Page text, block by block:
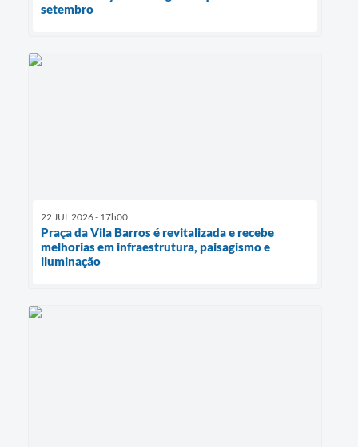
setembro
22 JUL 2026 - 17h00
Praça da Vila Barros é revitalizada e recebe
melhorias em infraestrutura, paisagismo e
iluminação